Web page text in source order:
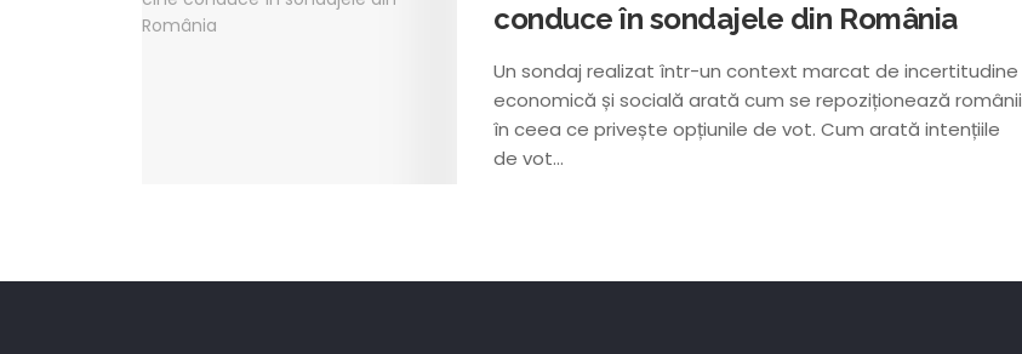
conduce în sondajele din România
Un sondaj realizat într-un context marcat de incertitudine
economică și socială arată cum se repoziționează românii
în ceea ce privește opțiunile de vot. Cum arată intențiile
de vot...